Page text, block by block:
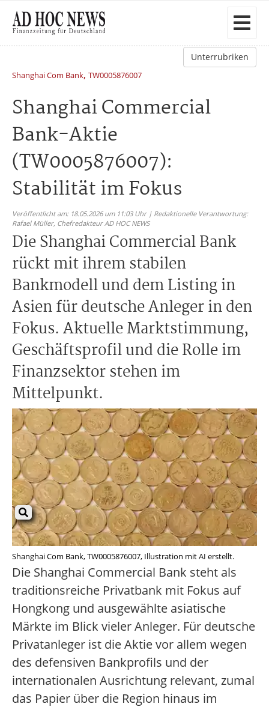
Unterrubriken
Shanghai Com Bank, TW0005876007
Shanghai Commercial
Bank-Aktie
(TW0005876007):
Stabilität im Fokus
Veröffentlicht am: 18.05.2026 um 11:03 Uhr | Redaktionelle Verantwortung:
Rafael Müller, Chefredakteur AD HOC NEWS
Die Shanghai Commercial Bank
rückt mit ihrem stabilen
Bankmodell und dem Listing in
Asien für deutsche Anleger in den
Fokus. Aktuelle Marktstimmung,
Geschäftsprofil und die Rolle im
Finanzsektor stehen im
Mittelpunkt.
Shanghai Com Bank, TW0005876007, Illustration mit AI erstellt.
Die Shanghai Commercial Bank steht als
traditionsreiche Privatbank mit Fokus auf
Hongkong und ausgewählte asiatische
Märkte im Blick vieler Anleger. Für deutsche
Privatanleger ist die Aktie vor allem wegen
des defensiven Bankprofils und der
internationalen Ausrichtung relevant, zumal
das Papier über die Region hinaus im